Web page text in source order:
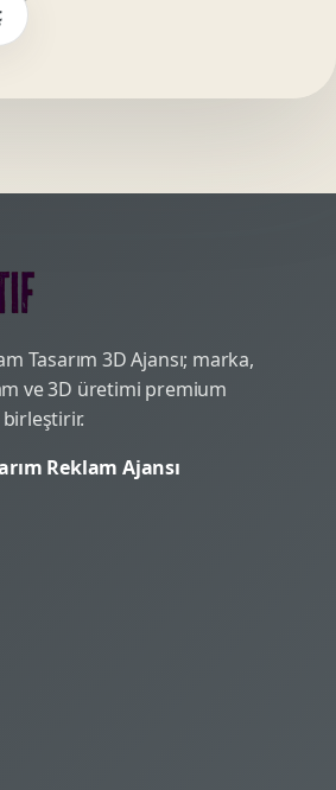
Tasarım 3D Ajansı; marka,
ve 3D üretimi premium
Reklam Ajansı